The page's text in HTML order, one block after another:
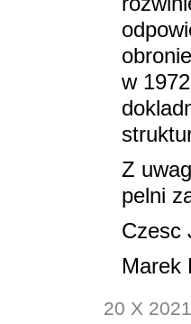
w
Z
pelni
Czesc
Marek
20 X